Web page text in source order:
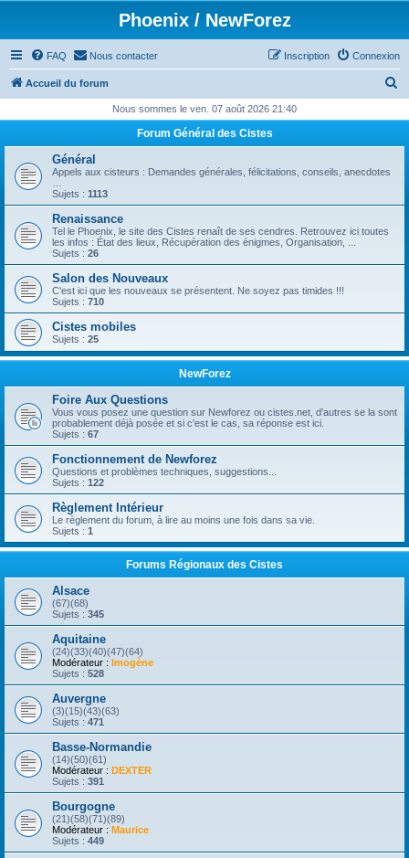
Phoenix / NewForez
FAQ Nous contacter Connexion
Inscription
Accueil du forum
h
Nous sommes le ven. 07 août 2026 21:40
Forum Général des Cistes
Général
Appels aux cisteurs : Demandes générales, félicitations, conseils, anecdotes
Sujets : 1113
Renaissance
Tel le Phoenix, le site des Cistes renaît de ses cendres. Retrouvez ici toutes
les infos : État des lieux, Récupération des énigmes, Organisation, ...
Sujets : 26
Salon des Nouveaux
C'est ici que les nouveaux se présentent. Ne soyez pas timides !!!
Sujets : 710
Cistes mobiles
Sujets : 25
NewForez
Foire Aux Questions
Vous vous posez une question sur Newforez ou cistes.net, d'autres se la sont
probablement déjà posée et si c'est le cas, sa réponse est ici.
Sujets : 67
Fonctionnement de Newforez
Questions et problèmes techniques, suggestions...
Sujets : 122
Règlement Intérieur
Le règlement du forum, à lire au moins une fois dans sa vie.
Sujets : 1
Forums Régionaux des Cistes
Alsace
(67)(68)
Sujets : 345
Aquitaine
(24)(33)(40)(47)(64)
Modérateur : Imogène
Sujets : 528
Auvergne
(3)(15)(43)(63)
Sujets : 471
Basse-Normandie
(14)(50)(61)
Modérateur : DEXTER
Sujets : 391
Bourgogne
(21)(58)(71)(89)
Modérateur : Maurice
Sujets : 449